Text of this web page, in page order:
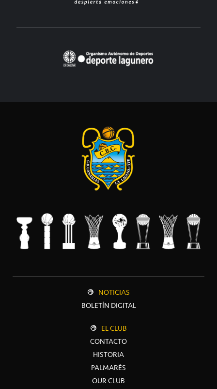
NOTICIAS
BOLETÍN DIGITAL
EL CLUB
CONTACTO
HISTORIA
PALMARÉS
OUR CLUB